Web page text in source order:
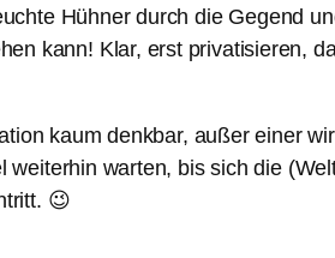
Hühner durch die Gegend
kann! Klar, erst privatisieren,
kaum denkbar, außer einer
warten, bis sich die
😉